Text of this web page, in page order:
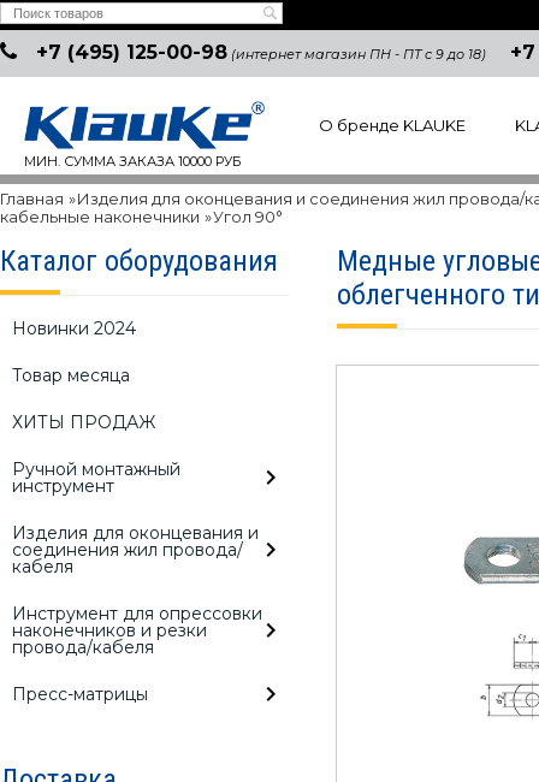
+7 (495) 125-00-98 (интернет магазин ПН - ПТ с 9 до 18)
МИН. СУММА ЗАКАЗА 10000 РУБ
О бренде KLAUKE
Каталог оборудования
Новинки 2024
Товар месяца
ХИТЫ ПРОДАЖ
Ручной монтажный
инструмент
Изделия для оконцевания и
соединения жил провода/
кабеля
Инструмент для опрессовки
наконечников и резки
провода/кабеля
Пресс-матрицы
Главная »Изделия для оконцевания и соединения жил провода/
кабельные наконечники »Угол 90°
Медные
облегченного